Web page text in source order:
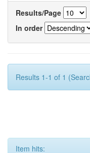
Results/Page
In order
Results 1-1 of 1
Item hits: